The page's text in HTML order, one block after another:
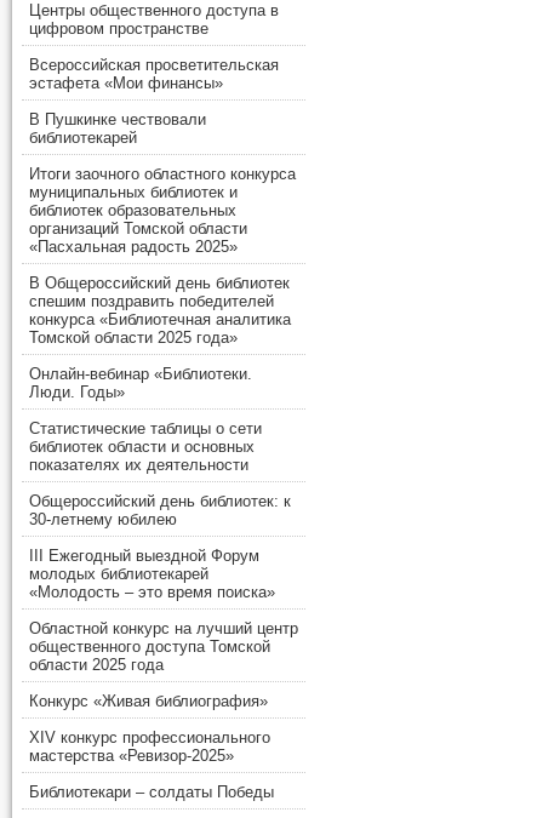
Центры общественного доступа в
цифровом пространстве
Всероссийская просветительская
эстафета «Мои финансы»
В Пушкинке чествовали
библиотекарей
Итоги заочного областного конкурса
муниципальных библиотек и
библиотек образовательных
организаций Томской области
«Пасхальная радость 2025»
В Общероссийский день библиотек
спешим поздравить победителей
конкурса «Библиотечная аналитика
Томской области 2025 года»
Онлайн-вебинар «Библиотеки.
Люди. Годы»
Статистические таблицы о сети
библиотек области и основных
показателях их деятельности
Общероссийский день библиотек: к
30-летнему юбилею
III Ежегодный выездной Форум
молодых библиотекарей
«Молодость – это время поиска»
Областной конкурс на лучший центр
общественного доступа Томской
области 2025 года
Конкурс «Живая библиография»
XIV конкурс профессионального
мастерства «Ревизор-2025»
Библиотекари – солдаты Победы